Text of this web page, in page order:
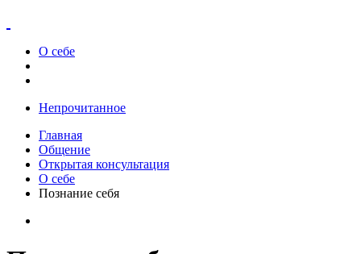
О себе
Непрочитанное
Главная
Общение
Открытая консультация
О себе
Познание себя